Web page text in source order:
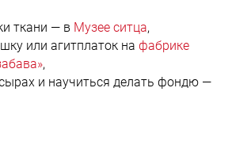
ткани — в Музее ситца,
или агитплаток на фабрике
,
и научиться делать фондю —